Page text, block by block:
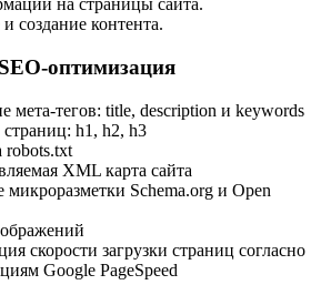
на страницы сайта.
создание контента.
SEO-оптимизация
мета-тегов: title, description и keywords
страниц: h1, h2, h3
robots.txt
XML карта сайта
микроразметки Schema.org и Open
скорости загрузки страниц согласно
Google PageSpeed